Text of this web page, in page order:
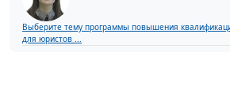
Выберите тему программы повышения
для юристов ...